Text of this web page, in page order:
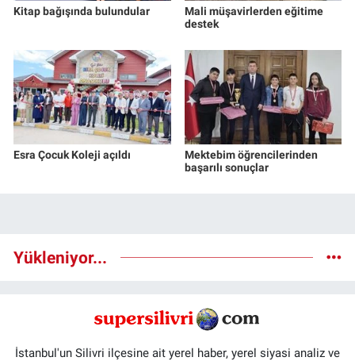
Kitap bağışında bulundular
Mali müşavirlerden eğitime
destek
Esra Çocuk Koleji açıldı
Mektebim öğrencilerinden
başarılı sonuçlar
Yükleniyor...
İstanbul'un Silivri ilçesine ait yerel haber, yerel siyasi analiz ve